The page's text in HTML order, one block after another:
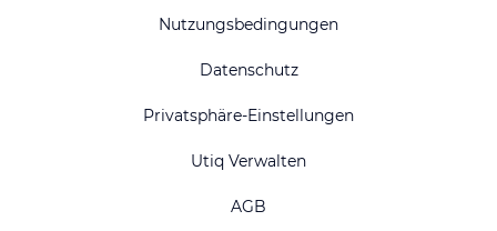
Nutzungsbedingungen
Datenschutz
Privatsphäre-Einstellungen
Utiq Verwalten
AGB